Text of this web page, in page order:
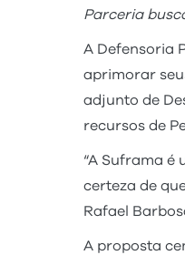
Parceria
A Defensoria
aprimorar
adjunto de
recursos de
“A Suframa é
certeza de
Rafael
A proposta